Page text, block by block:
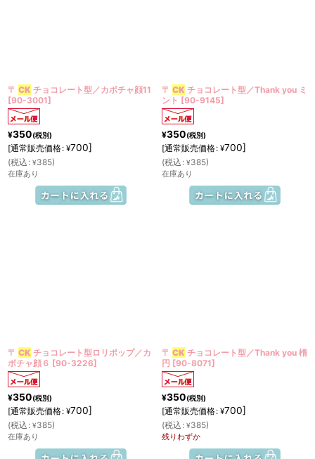
〒 CK チョコレート型／カボチャ顔11
[90-3001]
¥350(税別)
[通常販売価格: ¥700]
(税込 : ¥385)
在庫あり
〒 CK チョコレート型／Thank you ミ
ント [90-9145]
¥350(税別)
[通常販売価格: ¥700]
(税込 : ¥385)
在庫あり
〒 CK チョコレート型ロリポップ／カ
ボチャ顔６ [90-3226]
¥350(税別)
[通常販売価格: ¥700]
(税込 : ¥385)
在庫あり
〒 CK チョコレート型／Thank you 楕
円 [90-8071]
¥350(税別)
[通常販売価格: ¥700]
(税込 : ¥385)
残りわずか